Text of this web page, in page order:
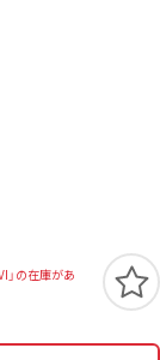
」の在庫があ